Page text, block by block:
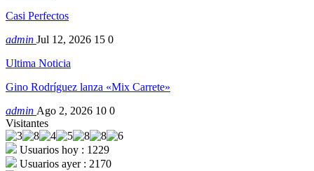
Casi Perfectos
admin Jul 12, 2026 15 0
Ultima Noticia
Gino Rodríguez lanza «Mix Carrete»
admin Ago 2, 2026 10 0
Visitantes
Usuarios hoy : 1229
Usuarios ayer : 2170